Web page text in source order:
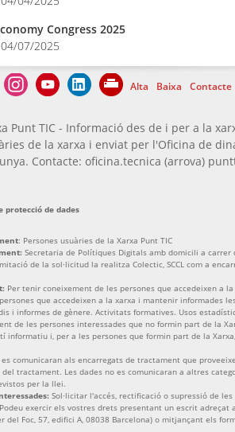
Congress 2025
07/2025
Alta Baixa Contacte
Punt TIC - Informació des de i per a la
de la xarxa i enviat per l'Oficina de
Contacte: oficina.tecnica (arrova)
protecció de dades
: Persones usuàries de la Xarxa Punt TIC
Secretaria de Polítiques Digitals amb domicili a carrer
de la sol·licitud la realitza Colectic, SCCL com a
Per tenir coneixement de les persones que accedeixen a la
que accedeixen a la xarxa i mantenir informades
i informes de gènere. Activitats formatives. Usos
de les persones interessades que no formin part de la
informatiu i, per a les persones que formin part de la
es comunicaran als encarregats de tractament que
tractament. Les dades no es comunicaran a altres
per la llei.
Sol·licitar l'accés, rectificació o supressió de
exercir els vostres drets presentant un escrit adreçat
del Foc, 57, edifici A, 08038 Barcelona) o mitjançant els